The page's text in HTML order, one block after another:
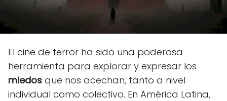
El cine de terror ha sido una poderosa
herramienta para explorar y expresar los
miedos que nos acechan, tanto a nivel
individual como colectivo. En América Latina,